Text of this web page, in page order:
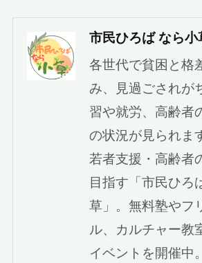
市民ひろば なら小
各世代で貧困と格
み、見過ごされが
習や就労、高齢者
の状況が見られま
若者支援・高齢者
目指す「市民ひろ
草」。無料塾やフ
ル、カルチャー教
イベントを開催中